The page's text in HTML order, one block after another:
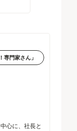
専門家さん」
心に、社長と